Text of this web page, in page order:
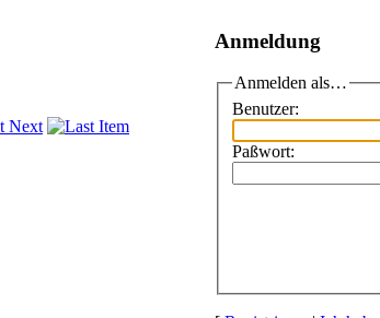
Anmeldung
Anmelden als…
Benutzer:
Paßwort: